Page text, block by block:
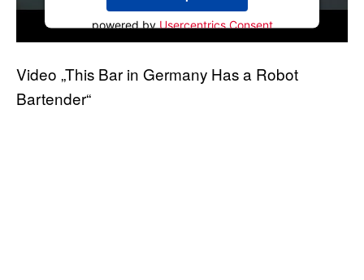
powered by Usercentrics Consent
Management Platform
Video „This Bar in Germany Has a Robot
Bartender“